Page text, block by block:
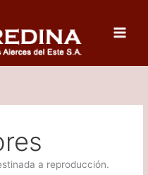
a reproducción.